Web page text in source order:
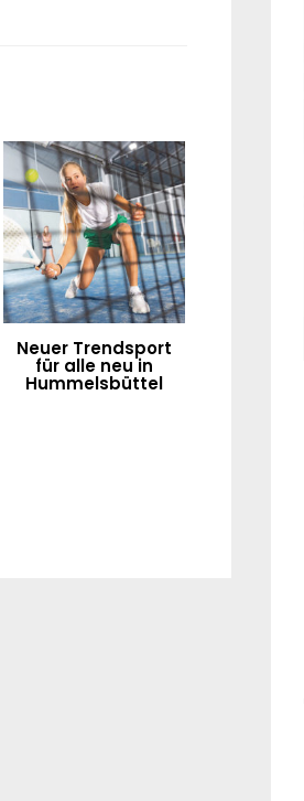
Neuer Trendsport
für alle neu in
Hummelsbüttel